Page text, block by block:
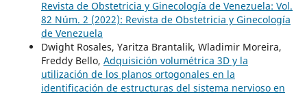
Revista de Obstetricia y Ginecología de Venezuela: Vol.
82 Núm. 2 (2022): Revista de Obstetricia y Ginecología
de Venezuela
Dwight Rosales, Yaritza Brantalik, Wladimir Moreira,
Freddy Bello, Adquisición volumétrica 3D y la
utilización de los planos ortogonales en la
identificación de estructuras del sistema nervioso en